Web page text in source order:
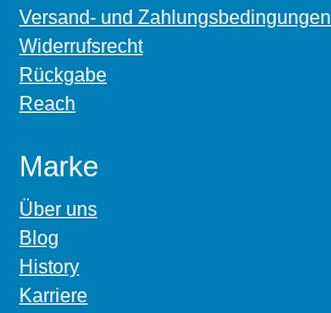
Versand- und Zahlungsbedingungen
Widerrufsrecht
Rückgabe
Reach
Marke
Über uns
Blog
History
Karriere